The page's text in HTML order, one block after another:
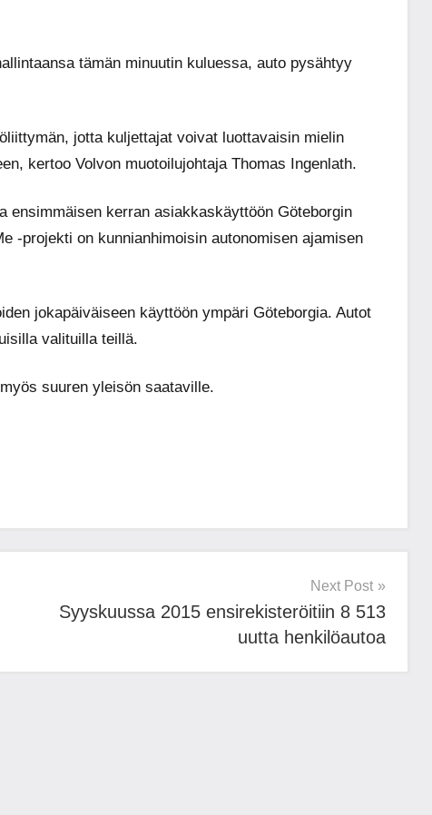
tämän minuutin kuluessa, auto pysähtyy
jotta kuljettajat voivat luottavaisin mielin
kertoo Volvon muotoilujohtaja Thomas Ingenlath.
ensimmäisen kerran asiakkaskäyttöön Göteborgin
-projekti on kunnianhimoisin autonomisen ajamisen
jokapäiväiseen käyttöön ympäri Göteborgia. Autot
valituilla teillä.
suuren yleisön saataville.
Next Post
Syyskuussa 2015 ensirekisteröitiin 8 513
uutta henkilöautoa